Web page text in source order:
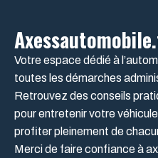
Votre espace dédié à
toutes les démarches
Retrouvez des conseils
pour entretenir votre
profiter pleinement de
Merci de faire confiance à